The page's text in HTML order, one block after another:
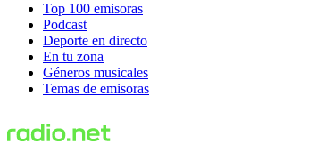
Top 100 emisoras
Podcast
Deporte en directo
En tu zona
Géneros musicales
Temas de emisoras